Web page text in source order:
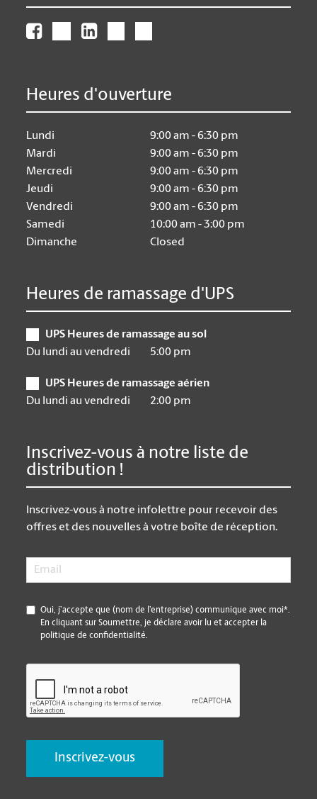
Heures d'ouverture
Lundi
9:00 am - 6:30 pm
Mardi
9:00 am - 6:30 pm
Mercredi
9:00 am - 6:30 pm
Jeudi
9:00 am - 6:30 pm
Vendredi
9:00 am - 6:30 pm
Samedi
10:00 am - 3:00 pm
Dimanche
Closed
Heures de ramassage d'UPS
UPS Heures de ramassage au sol
Du lundi au vendredi
5:00 pm
UPS Heures de ramassage aérien
Du lundi au vendredi
2:00 pm
Inscrivez-vous à notre liste de
distribution !
Inscrivez-vous à notre infolettre pour recevoir des
offres et des nouvelles à votre boîte de réception.
Email
*
Oui, j’accepte que (nom de l’entreprise) communique avec moi*.
En cliquant sur Soumettre, je déclare avoir lu et accepter la
politique de confidentialité.